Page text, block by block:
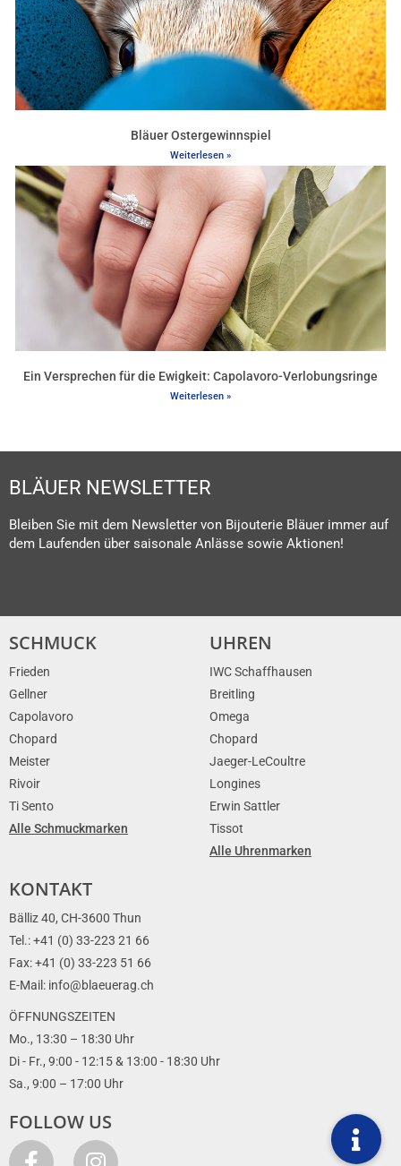
Bläuer Ostergewinnspiel
Weiterlesen »
Ein Versprechen für die Ewigkeit: Capolavoro-Verlobungsringe
Weiterlesen »
BLÄUER NEWSLETTER
Bleiben Sie mit dem Newsletter von Bijouterie Bläuer immer auf
dem Laufenden über saisonale Anlässe sowie Aktionen!
SCHMUCK
Frieden
Gellner
Capolavoro
Chopard
Meister
Rivoir
Ti Sento
Alle Schmuckmarken
UHREN
IWC Schaffhausen
Breitling
Omega
Chopard
Jaeger-LeCoultre
Longines
Erwin Sattler
Tissot
Alle Uhrenmarken
KONTAKT
Bälliz 40, CH-3600 Thun
Tel.: +41 (0) 33-223 21 66
Fax: +41 (0) 33-223 51 66
E-Mail: info@blaeuerag.ch
ÖFFNUNGSZEITEN
Mo., 13:30 – 18:30 Uhr
Di - Fr., 9:00 - 12:15 & 13:00 - 18:30 Uhr
Sa., 9:00 – 17:00 Uhr
FOLLOW US